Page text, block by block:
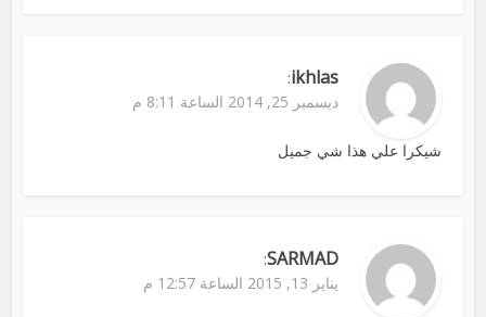
ikhlas
:
ديسمبر 25, 2014 الساعة 8:11 م
شيكرا علي هذا شي جميل
SARMAD
:
يناير 13, 2015 الساعة 12:57 م